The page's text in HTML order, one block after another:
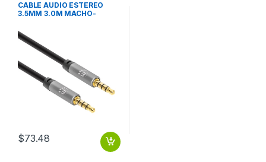
CABLE AUDIO ESTEREO
3.5MM 3.0M MACHO-
$73.48